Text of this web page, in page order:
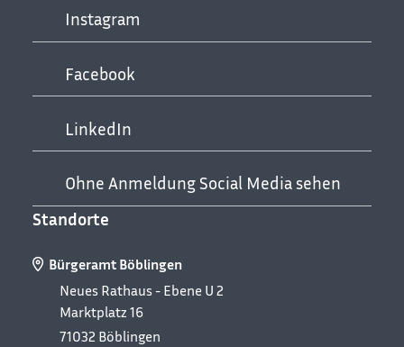
Instagram
Facebook
LinkedIn
Ohne Anmeldung Social Media sehen
Standorte
Bürgeramt Böblingen
Neues Rathaus - Ebene U 2
Marktplatz 16
71032 Böblingen